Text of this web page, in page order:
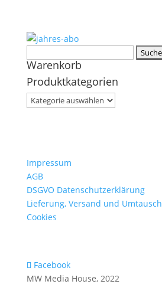
nach:
Warenkorb
Produktkategorien
Impressum
AGB
DSGVO Datenschutzerklärung
Lieferung, Versand und Umtausch
Cookies
Facebook
MW Media House, 2022